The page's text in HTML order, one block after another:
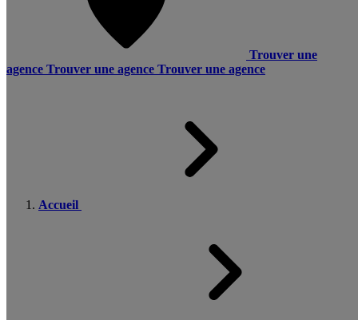
Trouver une
agence Trouver une agence Trouver une agence
Accueil